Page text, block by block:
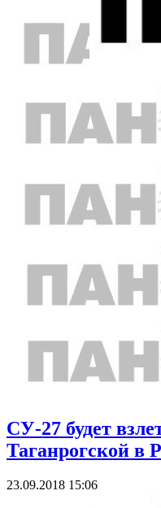
СУ-27 будет
Таганрогской в
23.09.2018 15:06